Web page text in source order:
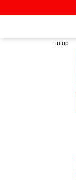
ke
tutup